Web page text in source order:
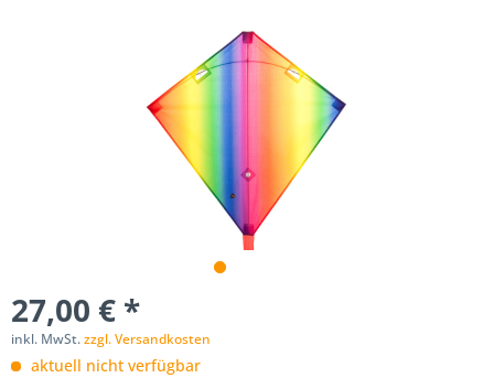
27,00 € *
inkl. MwSt.zzgl. Versandkosten
aktuell nicht verfügbar